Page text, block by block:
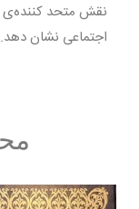
نقش متحد کننده‌ی
اجتماعی نشان